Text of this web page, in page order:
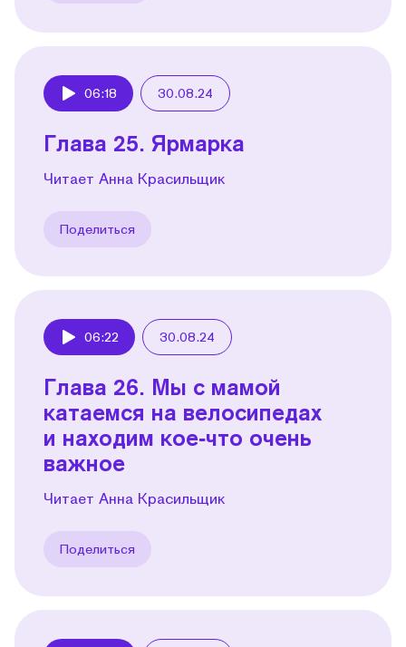
06:18 30.08.24
Глава 25. Ярмарка
Читает Анна Красильщик
Поделиться
06:22 30.08.24
Глава 26. Мы с мамой
катаемся на велосипедах
и находим кое‑что очень
важное
Читает Анна Красильщик
Поделиться